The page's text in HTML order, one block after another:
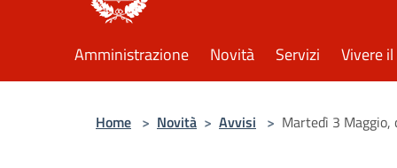
Amministrazione Novità Servizi Vivere
Home > Novità > Avvisi > Martedì 3